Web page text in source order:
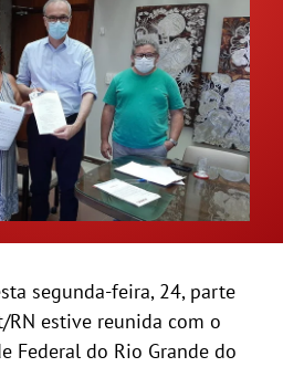
segunda-feira, 24, parte
estive reunida com o
Federal do Rio Grande do